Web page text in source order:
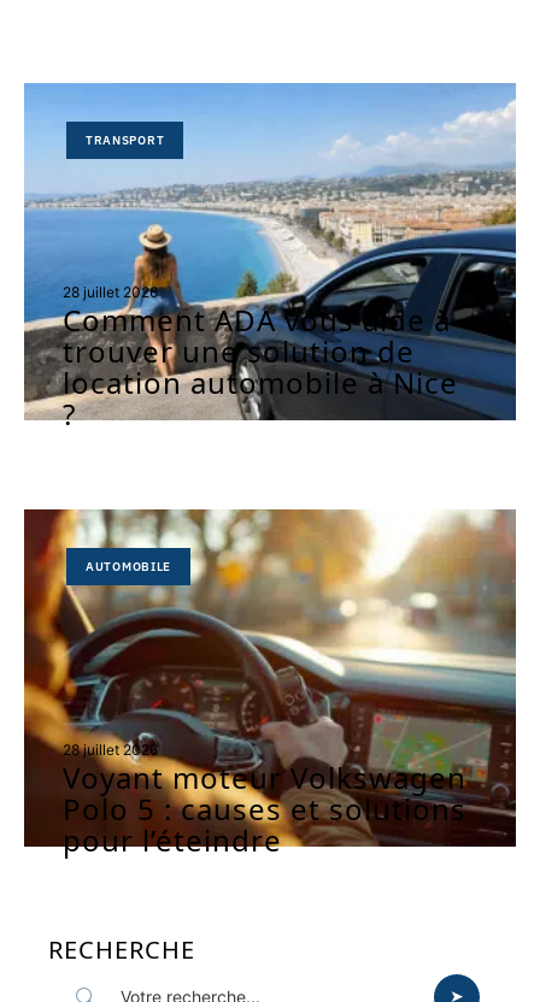
TRANSPORT
28 juillet 2026
Comment ADA vous aide à
trouver une solution de
location automobile à Nice
?
AUTOMOBILE
28 juillet 2026
Voyant moteur Volkswagen
Polo 5 : causes et solutions
pour l’éteindre
RECHERCHE